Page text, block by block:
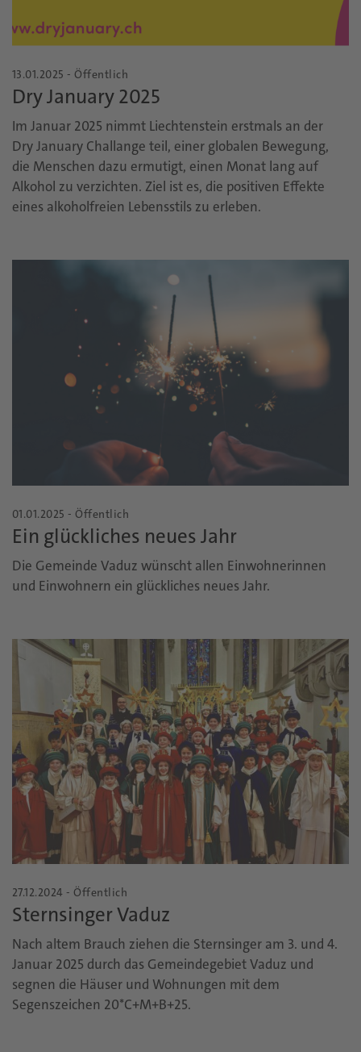
13.01.2025 - Öffentlich
Dry January 2025
Im Januar 2025 nimmt Liechtenstein erstmals an der
Dry January Challange teil, einer globalen Bewegung,
die Menschen dazu ermutigt, einen Monat lang auf
Alkohol zu verzichten. Ziel ist es, die positiven Effekte
eines alkoholfreien Lebensstils zu erleben.
01.01.2025 - Öffentlich
Ein glückliches neues Jahr
Die Gemeinde Vaduz wünscht allen Einwohnerinnen
und Einwohnern ein glückliches neues Jahr.
27.12.2024 - Öffentlich
Sternsinger Vaduz
Nach altem Brauch ziehen die Sternsinger am 3. und 4.
Januar 2025 durch das Gemeindegebiet Vaduz und
segnen die Häuser und Wohnungen mit dem
Segenszeichen 20*C+M+B+25.